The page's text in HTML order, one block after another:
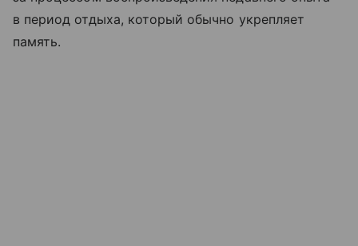
в период отдыха, который обычно укрепляет
память.